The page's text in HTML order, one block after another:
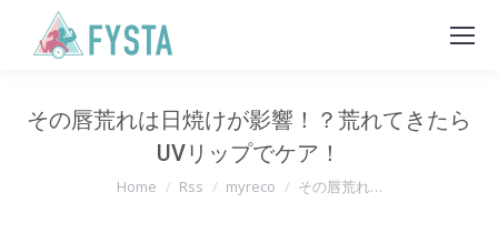
その唇荒れは日焼けが影響！？荒れてきたら
UVリップでケア！
You are here:
Home Rss myreco その唇荒れ…